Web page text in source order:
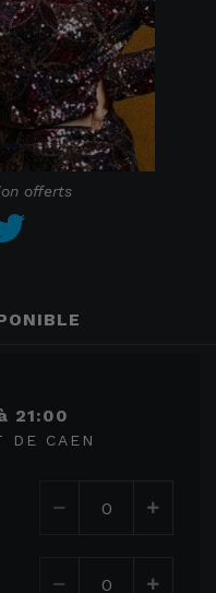
offerts
21:00
DE CAEN